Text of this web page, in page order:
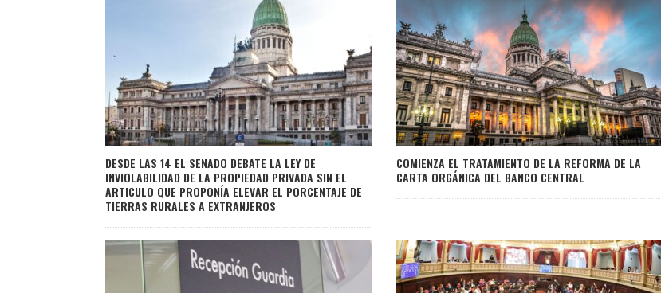
DESDE LAS 14 EL SENADO DEBATE LA LEY DE
INVIOLABILIDAD DE LA PROPIEDAD PRIVADA SIN EL
ARTICULO QUE PROPONÍA ELEVAR EL PORCENTAJE DE
TIERRAS RURALES A EXTRANJEROS
COMIENZA EL TRATAMIENTO DE LA REFORMA DE LA
CARTA ORGÁNICA DEL BANCO CENTRAL